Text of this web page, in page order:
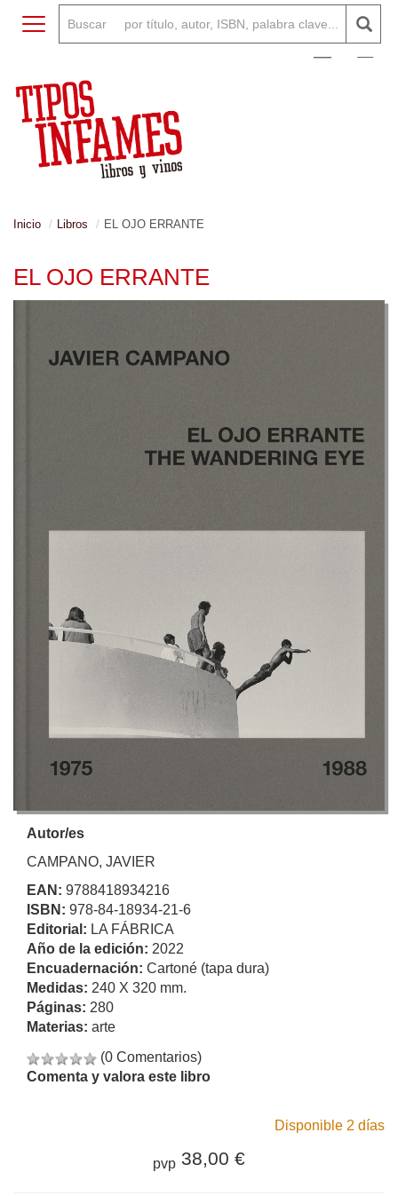
0
Toggle navigation
Inicio Libros EL OJO ERRANTE
EL OJO ERRANTE
Autor/es
CAMPANO, JAVIER
EAN: 9788418934216
ISBN: 978-84-18934-21-6
Editorial: LA FÁBRICA
Año de la edición: 2022
Encuadernación: Cartoné (tapa dura)
Medidas: 240 X 320 mm.
Páginas: 280
Materias: arte
(0 Comentarios)
Comenta y valora este libro
Disponible 2 días
pvp 38,00 €